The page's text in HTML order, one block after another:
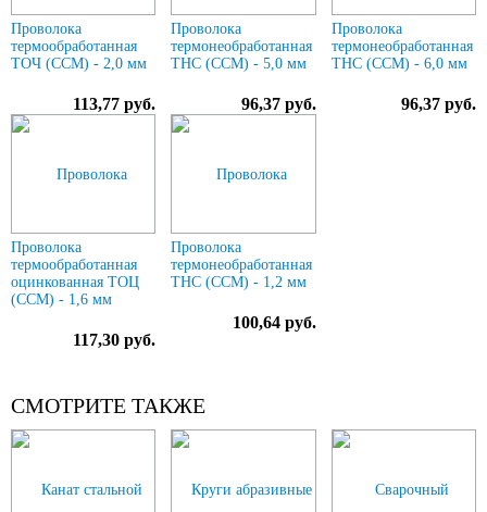
Проволока
термообработанная
ТОЧ (ССМ) - 2,0 мм
113,77 руб.
Проволока
термонеобработанная
ТНС (ССМ) - 5,0 мм
96,37 руб.
Проволока
термонеобработанная
ТНС (ССМ) - 6,0 мм
96,37 руб.
Проволока
термообработанная
оцинкованная ТОЦ
(ССМ) - 1,6 мм
117,30 руб.
Проволока
термонеобработанная
ТНС (ССМ) - 1,2 мм
100,64 руб.
СМОТРИТЕ ТАКЖЕ